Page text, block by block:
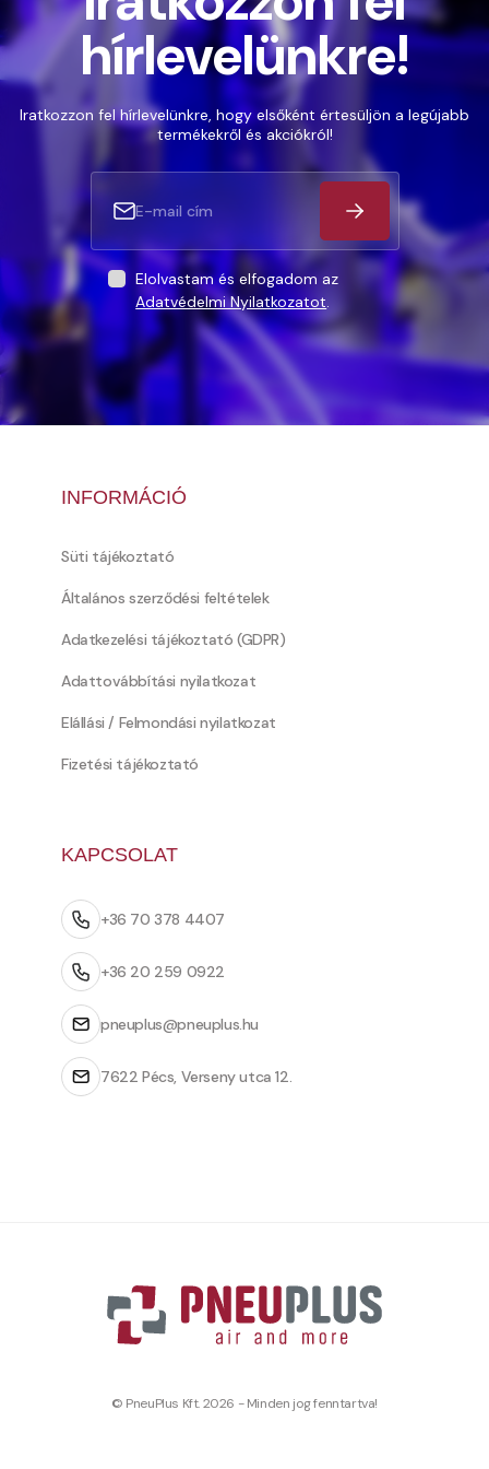
hírlevelünkre!
Iratkozzon fel hírlevelünkre, hogy elsőként értesüljön a legújabb
termékekről és akciókról!
Elolvastam és elfogadom az
Adatvédelmi Nyilatkozatot.
INFORMÁCIÓ
Süti tájékoztató
Általános szerződési feltételek
Adatkezelési tájékoztató (GDPR)
Adattovábbítási nyilatkozat
Elállási / Felmondási nyilatkozat
Fizetési tájékoztató
KAPCSOLAT
+36 70 378 4407
+36 20 259 0922
pneuplus@pneuplus.hu
7622 Pécs, Verseny utca 12.
© PneuPlus Kft. 2026 - Minden jog fenntartva!